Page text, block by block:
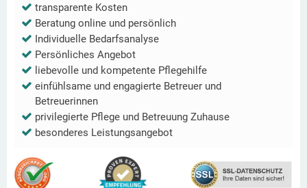
transparente Kosten
Beratung online und persönlich
Individuelle Bedarfsanalyse
Persönliches Angebot
liebevolle und kompetente Pflegehilfe
einfühlsame und engagierte Betreuer und
Betreuerinnen
privilegierte Pflege und Betreuung Zuhause
besonderes Leistungsangebot